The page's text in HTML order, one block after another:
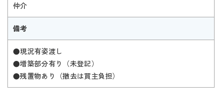
仲介
備考
●現況有姿渡し
●増築部分有り（未登記）
●残置物あり（撤去は買主負担）